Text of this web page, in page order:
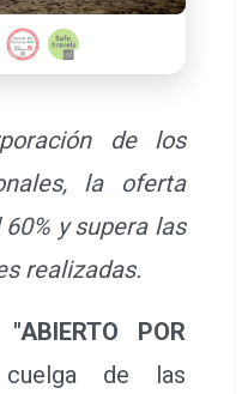
de los
la oferta
y supera las
realizadas.
"ABIERTO POR
de las